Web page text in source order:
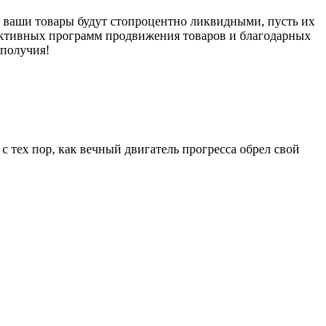
товары будут стопроцентно ликвидными, пусть их
программ продвижения товаров и благодарных
пор, как вечный двигатель прогресса обрел свой